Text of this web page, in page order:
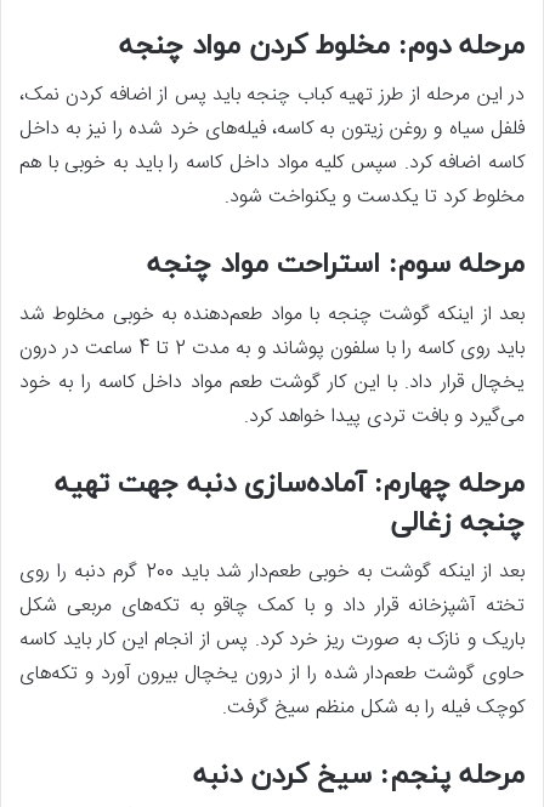
مرحله دوم: مخلوط کردن مواد چنجه
در این مرحله از طرز تهیه کباب چنجه باید پس از اضافه کردن نمک،
فلفل سیاه و روغن زیتون به کاسه، فیله‌های خرد شده را نیز به داخل
کاسه اضافه کرد. سپس کلیه مواد داخل کاسه را باید به خوبی با هم
مخلوط کرد تا یکدست و یکنواخت شود.
مرحله سوم: استراحت مواد چنجه
بعد از اینکه گوشت چنجه با مواد طعم‌دهنده به خوبی مخلوط شد
باید روی کاسه را با سلفون پوشاند و به مدت 2 تا 4 ساعت در درون
یخچال قرار داد. با این کار گوشت طعم مواد داخل کاسه را به خود
می‌گیرد و بافت تردی پیدا خواهد کرد.
مرحله چهارم: آماده‌سازی دنبه جهت تهیه
چنجه زغالی
بعد از اینکه گوشت به خوبی طعم‌دار شد باید 200 گرم دنبه را روی
تخته آشپزخانه قرار داد و با کمک چاقو به تکه‌های مربعی شکل
باریک و نازک به صورت ریز خرد کرد. پس از انجام این کار باید کاسه
حاوی گوشت طعم‌دار شده را از درون یخچال بیرون آورد و تکه‌های
کوچک فیله را به شکل منظم سیخ گرفت.
مرحله پنجم: سیخ کردن دنبه